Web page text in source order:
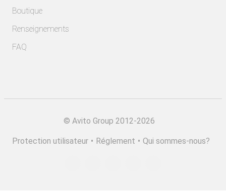
Boutique
Renseignements
FAQ
© Avito Group 2012-2026
Protection utilisateur • Réglement • Qui sommes-nous?